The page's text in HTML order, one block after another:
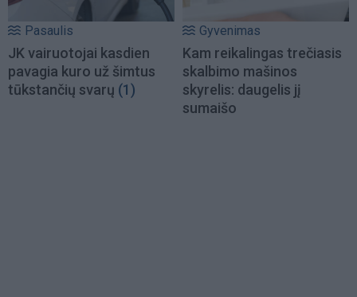
Pasaulis
JK vairuotojai kasdien
pavagia kuro už šimtus
tūkstančių svarų (1)
Gyvenimas
Kam reikalingas trečiasis
skalbimo mašinos
skyrelis: daugelis jį
sumaišo